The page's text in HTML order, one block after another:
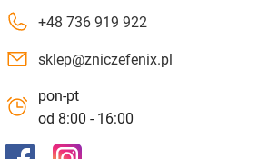
+48 736 919 922
sklep@zniczefenix.pl
pon-pt
od 8:00 - 16:00